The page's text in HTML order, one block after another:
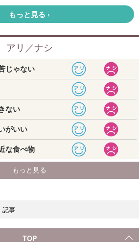
記事
TOP